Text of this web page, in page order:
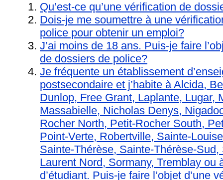
Qu’est-ce qu’une vérification de
Dois-je me soumettre à une
police pour obtenir un emploi?
J’ai moins de 18 ans. Puis-je faire
de dossiers de police?
Je fréquente un établissement
postsecondaire et j’habite à Alcida,
Dunlop, Free Grant, Laplante, Lugar,
Massabielle, Nicholas Denys,
Rocher North, Petit-Rocher South,
Point-Verte, Robertville, Sainte-
Sainte-Thérèse, Sainte-Thérèse-
Laurent Nord, Sormany, Tremblay ou
d’étudiant. Puis-je faire l’objet d’une